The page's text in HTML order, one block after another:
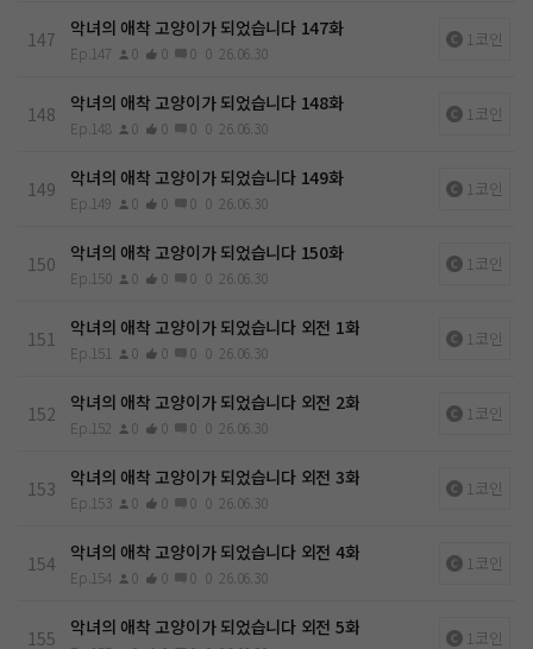
147 악녀의 애착 고양이가 되었습니다 147화
Ep.147 0 0 0 0 26.06.30
1코인
148 악녀의 애착 고양이가 되었습니다 148화
Ep.148 0 0 0 0 26.06.30
1코인
149 악녀의 애착 고양이가 되었습니다 149화
Ep.149 0 0 0 0 26.06.30
1코인
150 악녀의 애착 고양이가 되었습니다 150화
Ep.150 0 0 0 0 26.06.30
1코인
151 악녀의 애착 고양이가 되었습니다 외전 1화
Ep.151 0 0 0 0 26.06.30
1코인
152 악녀의 애착 고양이가 되었습니다 외전 2화
Ep.152 0 0 0 0 26.06.30
1코인
153 악녀의 애착 고양이가 되었습니다 외전 3화
Ep.153 0 0 0 0 26.06.30
1코인
154 악녀의 애착 고양이가 되었습니다 외전 4화
Ep.154 0 0 0 0 26.06.30
1코인
155 악녀의 애착 고양이가 되었습니다 외전 5화 1코인